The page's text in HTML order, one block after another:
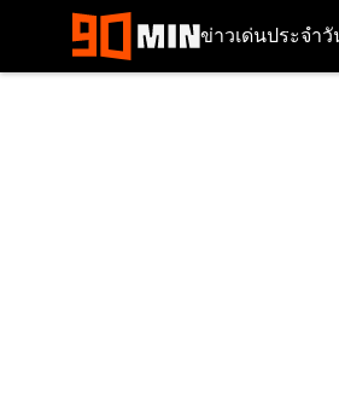
ข่าวเด่นประจำ